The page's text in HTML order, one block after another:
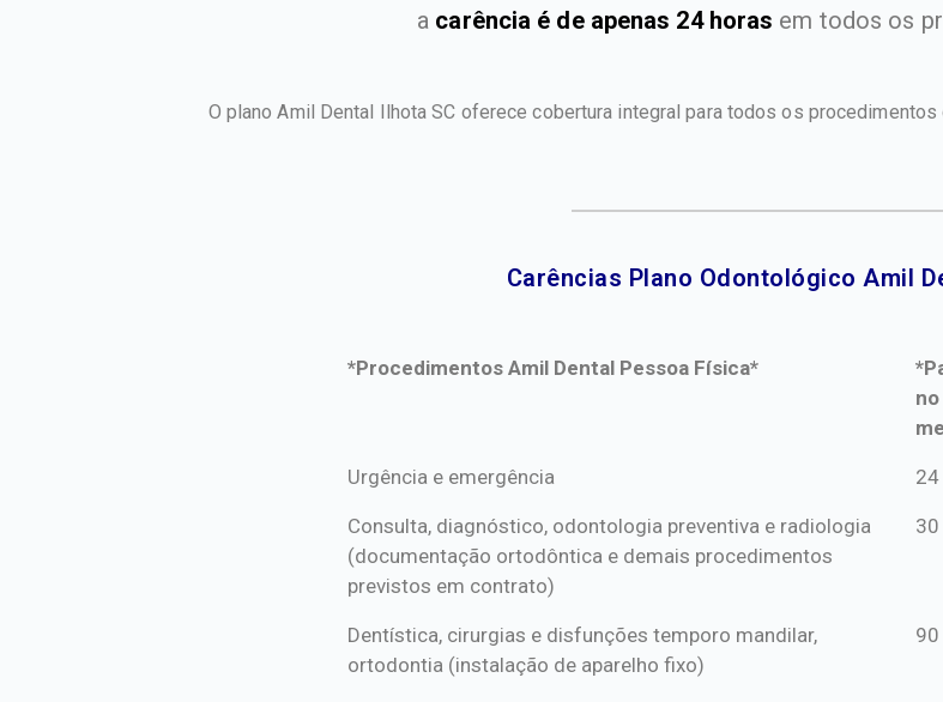
a carência é de apenas 24 horas em todos os
O plano Amil Dental Ilhota SC oferece cobertura integral para todos os
Carências Plano Odontológico Amil
*Procedimentos Amil Dental Pessoa Física*
*Procedimentos Amil Dental Pessoa Física*
Urgência e emergência
Consulta, diagnóstico, odontologia preventiva e radiologia
(documentação ortodôntica e demais procedimentos
previstos em contrato)
Dentística, cirurgias e disfunções temporo mandilar,
ortodontia (instalação de aparelho fixo)